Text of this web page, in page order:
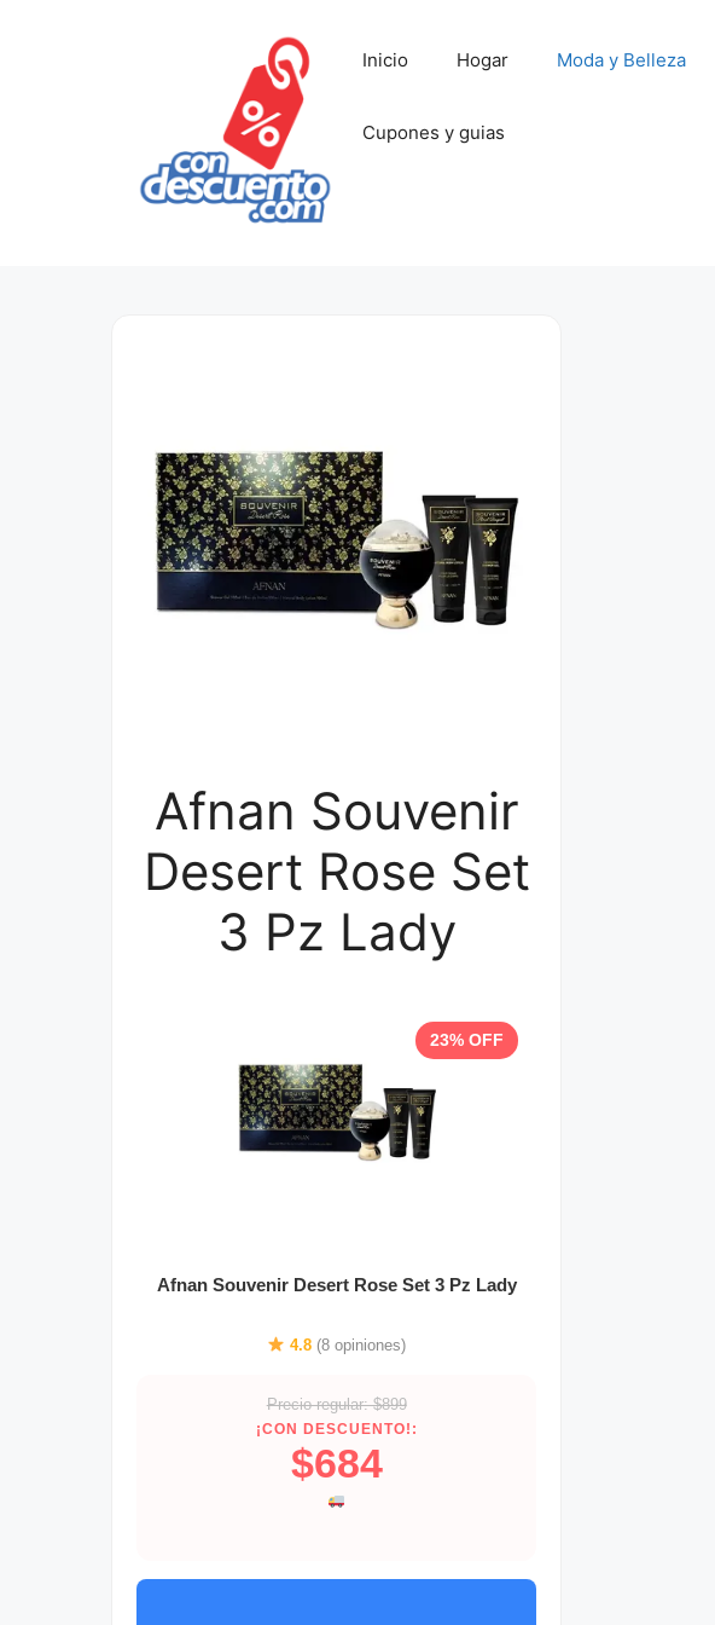
Inicio Hogar Moda y Belleza
Cupones y guias
Afnan Souvenir
Desert Rose Set
3 Pz Lady
23% OFF
Afnan Souvenir Desert Rose Set 3 Pz Lady
4.8 (8 opiniones)
Precio regular: $899
¡CON DESCUENTO!:
$684